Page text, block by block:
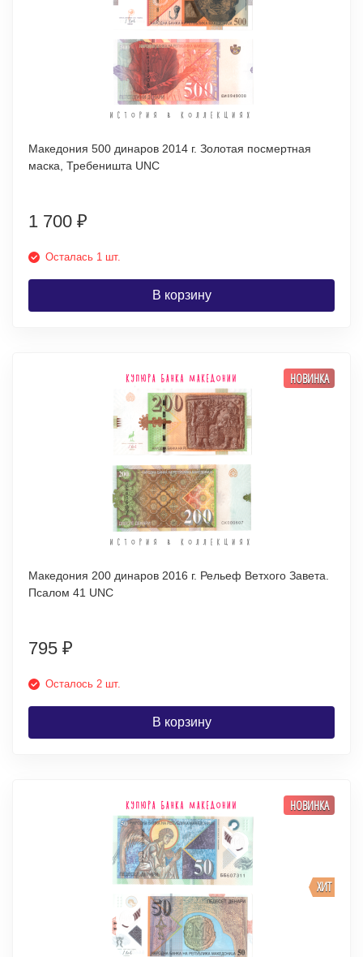
Македония 500 динаров 2014 г. Золотая посмертная
маска, Требеништа UNC
1 700 ₽
Осталась 1 шт.
В корзину
НОВИНКА
Македония 200 динаров 2016 г. Рельеф Ветхого Завета.
Псалом 41 UNC
795 ₽
Осталось 2 шт.
В корзину
ХИТ
НОВИНКА